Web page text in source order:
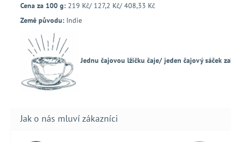
Cena za 100 g: 219 Kč/ 127,2 Kč/ 408,33 Kč
Země původu: Indie
Jednu čajovou lžičku čaje/ jeden čajový sáček